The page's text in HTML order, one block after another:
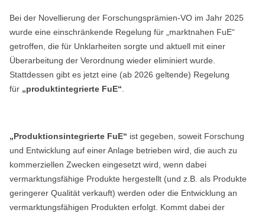
Bei der Novellierung der Forschungsprämien-VO im Jahr 2025
wurde eine einschränkende Regelung für „marktnahen FuE“
getroffen, die für Unklarheiten sorgte und aktuell mit einer
Überarbeitung der Verordnung wieder eliminiert wurde.
Stattdessen gibt es jetzt eine (ab 2026 geltende) Regelung
für „produktintegrierte FuE“.
„Produktionsintegrierte FuE“ ist gegeben, soweit Forschung
und Entwicklung auf einer Anlage betrieben wird, die auch zu
kommerziellen Zwecken eingesetzt wird, wenn dabei
vermarktungsfähige Produkte hergestellt (und z.B. als Produkte
geringerer Qualität verkauft) werden oder die Entwicklung an
vermarktungsfähigen Produkten erfolgt. Kommt dabei der